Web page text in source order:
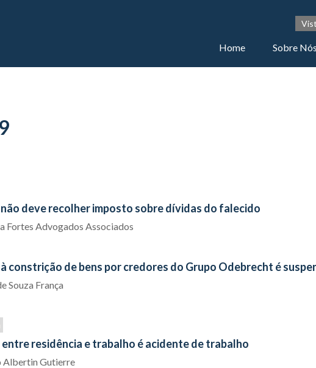
Home Sobre Nós
deve recolher imposto sobre dívidas do falecido
Fortes Advogados Associados
constrição de bens por credores do Grupo Odebrecht é
Souza França
residência e trabalho é acidente de trabalho
Albertin Gutierre